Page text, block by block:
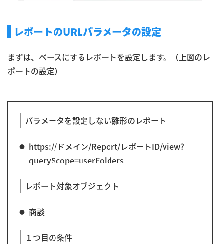
レポートのURLパラメータの設定
まずは、ベースにするレポートを設定します。（上図のレ
ポートの設定）
パラメータを設定しない雛形のレポート
https://ドメイン/Report/レポートID/view?
queryScope=userFolders
レポート対象オブジェクト
商談
１つ目の条件